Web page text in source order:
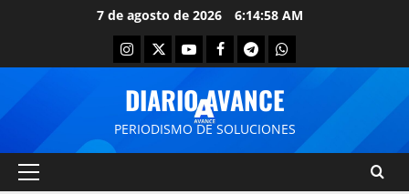
7 de agosto de 2026 6:14:58 AM
DIARIO AVANCE
PERIODISMO DE SOLUCIONES